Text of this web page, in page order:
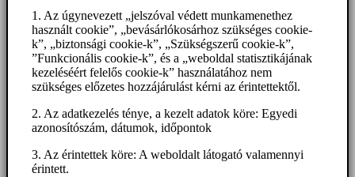
1. Az úgynevezett „jelszóval védett munkamenethez
használt cookie”, „bevásárlókosárhoz szükséges cookie-
k”, „biztonsági cookie-k”, „Szükségszerű cookie-k”,
”Funkcionális cookie-k”, és a „weboldal statisztikájának
kezeléséért felelős cookie-k” használatához nem
szükséges előzetes hozzájárulást kérni az érintettektől.
2. Az adatkezelés ténye, a kezelt adatok köre: Egyedi
azonosítószám, dátumok, időpontok
3. Az érintettek köre: A weboldalt látogató valamennyi
érintett.